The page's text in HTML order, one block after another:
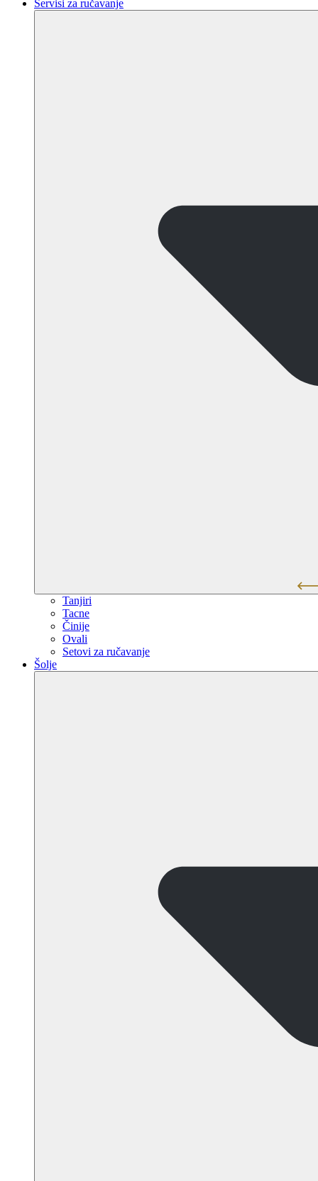
Servisi za ručavanje
Tanjiri
Tacne
Činije
Ovali
Setovi za ručavanje
Šolje